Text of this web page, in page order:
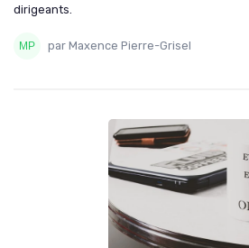
dirigeants.
par Maxence Pierre-Grisel